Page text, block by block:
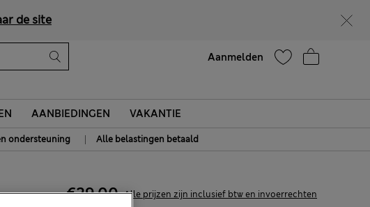
de site
Aanmelden
AANBIEDINGEN VAKANTIE
ondersteuning | Alle belastingen betaald
€29,00 Alle prijzen zijn inclusief btw en invoerrechten